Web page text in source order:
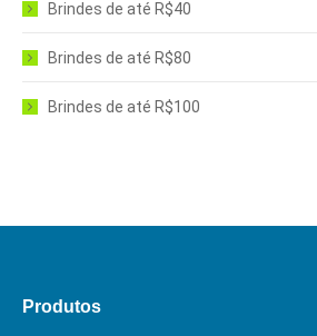
Brindes de até R$40
Brindes de até R$80
Brindes de até R$100
Produtos